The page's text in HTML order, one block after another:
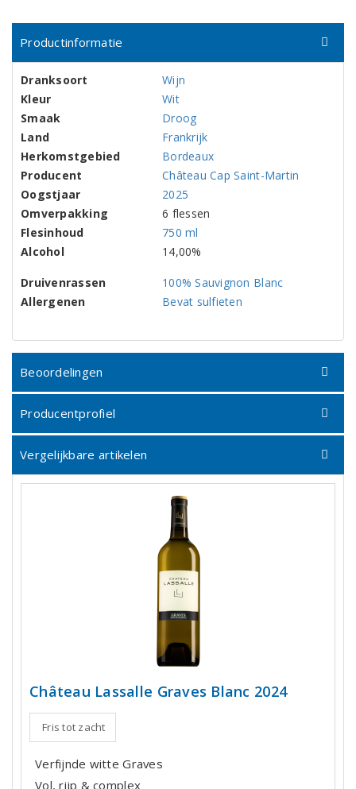
Productinformatie
Dranksoort
Wijn
Kleur
Wit
Smaak
Droog
Land
Frankrijk
Herkomstgebied
Bordeaux
Producent
Château Cap Saint-Martin
Oogstjaar
2025
Omverpakking
6 flessen
Flesinhoud
750 ml
Alcohol
14,00%
Druivenrassen
100% Sauvignon Blanc
Allergenen
Bevat sulfieten
Beoordelingen
Producentprofiel
Vergelijkbare artikelen
Château Lassalle Graves Blanc 2024
Fris tot zacht
Verfijnde witte Graves
Vol, rijp & complex